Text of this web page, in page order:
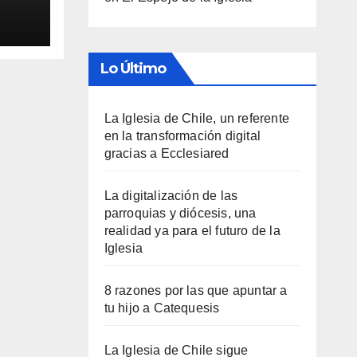
Lo Último
La Iglesia de Chile, un referente
en la transformación digital
gracias a Ecclesiared
La digitalización de las
parroquias y diócesis, una
realidad ya para el futuro de la
Iglesia
8 razones por las que apuntar a
tu hijo a Catequesis
La Iglesia de Chile sigue